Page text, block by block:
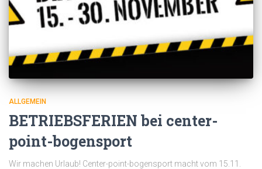
ALLGEMEIN
BETRIEBSFERIEN bei center-
point-bogensport
Wir machen Urlaub! Center-point-bogensport macht vom 15.11.